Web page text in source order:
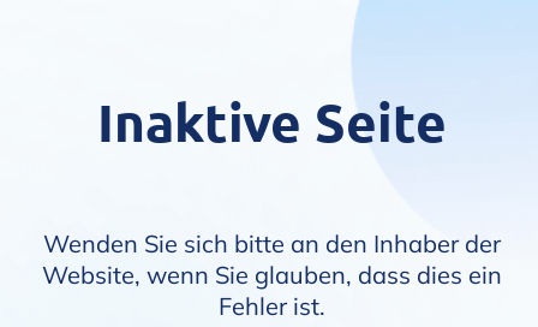
Inaktive Seite
Wenden Sie sich bitte an den Inhaber der
Website, wenn Sie glauben, dass dies ein
Fehler ist.